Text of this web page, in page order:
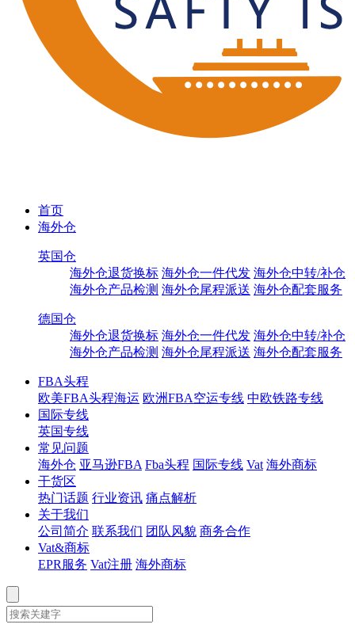
首页
海外仓
英国仓
海外仓退货换标 海外仓一件代发 海外仓中转/补仓
海外仓产品检测 海外仓尾程派送 海外仓配套服务
德国仓
海外仓退货换标 海外仓一件代发 海外仓中转/补仓
海外仓产品检测 海外仓尾程派送 海外仓配套服务
FBA头程
欧美FBA头程海运 欧洲FBA空运专线 中欧铁路专线
国际专线
英国专线
常见问题
海外仓 亚马逊FBA Fba头程 国际专线 Vat 海外商标
干货区
热门话题 行业资讯 痛点解析
关于我们
公司简介 联系我们 团队风貌 商务合作
Vat&商标
EPR服务 Vat注册 海外商标